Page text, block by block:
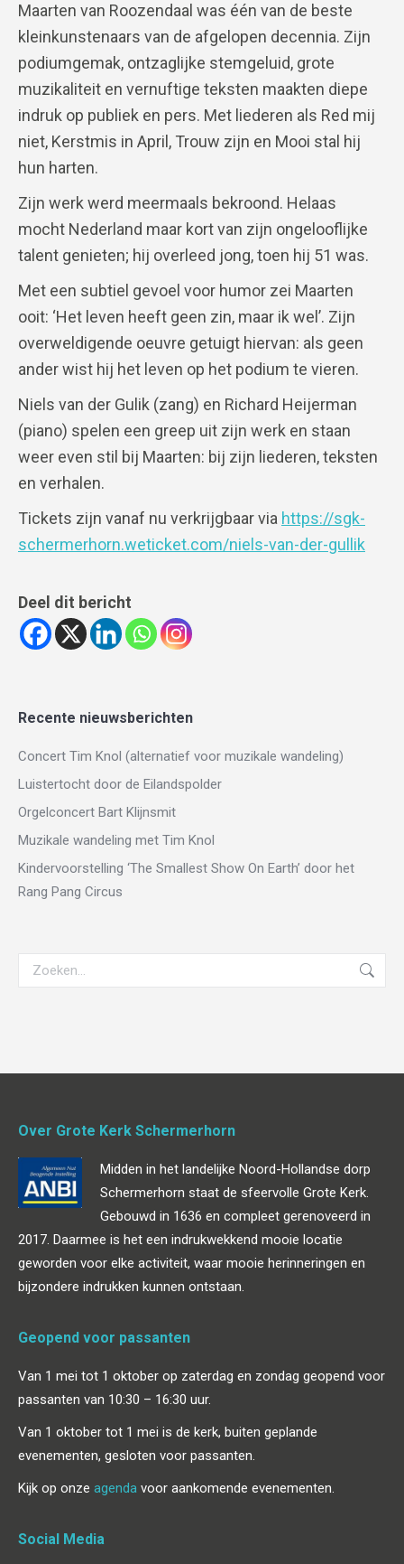
Maarten van Roozendaal was één van de beste
kleinkunstenaars van de afgelopen decennia. Zijn
podiumgemak, ontzaglijke stemgeluid, grote
muzikaliteit en vernuftige teksten maakten diepe
indruk op publiek en pers. Met liederen als Red mij
niet, Kerstmis in April, Trouw zijn en Mooi stal hij
hun harten.
Zijn werk werd meermaals bekroond. Helaas
mocht Nederland maar kort van zijn ongelooflijke
talent genieten; hij overleed jong, toen hij 51 was.
Met een subtiel gevoel voor humor zei Maarten
ooit: ‘Het leven heeft geen zin, maar ik wel’. Zijn
overweldigende oeuvre getuigt hiervan: als geen
ander wist hij het leven op het podium te vieren.
Niels van der Gulik (zang) en Richard Heijerman
(piano) spelen een greep uit zijn werk en staan
weer even stil bij Maarten: bij zijn liederen, teksten
en verhalen.
Tickets zijn vanaf nu verkrijgbaar via https://sgk-
schermerhorn.weticket.com/niels-van-der-gullik
Deel dit bericht
Recente nieuwsberichten
Concert Tim Knol (alternatief voor muzikale wandeling)
Luistertocht door de Eilandspolder
Orgelconcert Bart Klijnsmit
Muzikale wandeling met Tim Knol
Kindervoorstelling ‘The Smallest Show On Earth’ door het
Rang Pang Circus
Zoeken:
Over Grote Kerk Schermerhorn
Midden in het landelijke Noord-Hollandse dorp
Schermerhorn staat de sfeervolle Grote Kerk.
Gebouwd in 1636 en compleet gerenoveerd in
2017. Daarmee is het een indrukwekkend mooie locatie
geworden voor elke activiteit, waar mooie herinneringen en
bijzondere indrukken kunnen ontstaan.
Geopend voor passanten
Van 1 mei tot 1 oktober op zaterdag en zondag geopend voor
passanten van 10:30 – 16:30 uur.
Van 1 oktober tot 1 mei is de kerk, buiten geplande
evenementen, gesloten voor passanten.
Kijk op onze agenda voor aankomende evenementen.
Social Media